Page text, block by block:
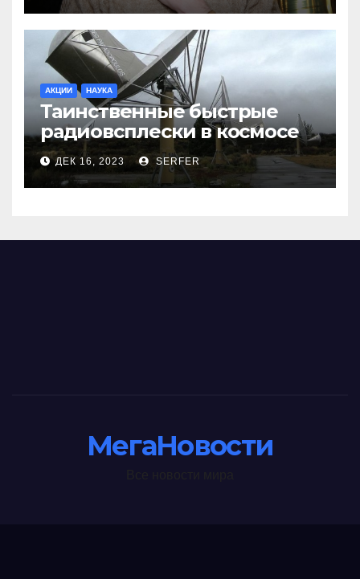
АКЦИИ НАУКА
Таинственные быстрые
радиовсплески в космосе
сделались все более
странными
ДЕК 16, 2023 SERFER
МегаНовости